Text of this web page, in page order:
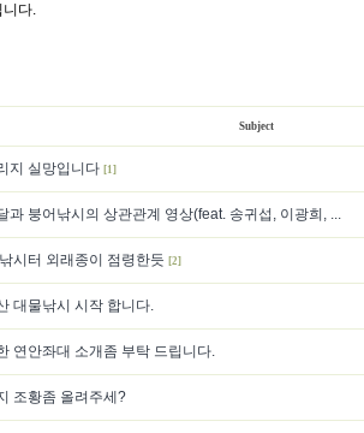
니다.
Subject
지 실망입니다 [1]
과 붕어낚시의 상관관계 영상(feat. 송귀섭, 이광희, ...
시터 외래종이 점령한듯 [2]
대물낚시 시작 합니다.
연안좌대 소개좀 부탁 드립니다.
조황좀 올려주세?